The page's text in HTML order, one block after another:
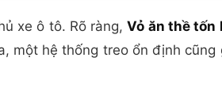
xe ô tô. Rõ ràng,Vỏ ăn thề tốn
một hệ thống treo ổn định